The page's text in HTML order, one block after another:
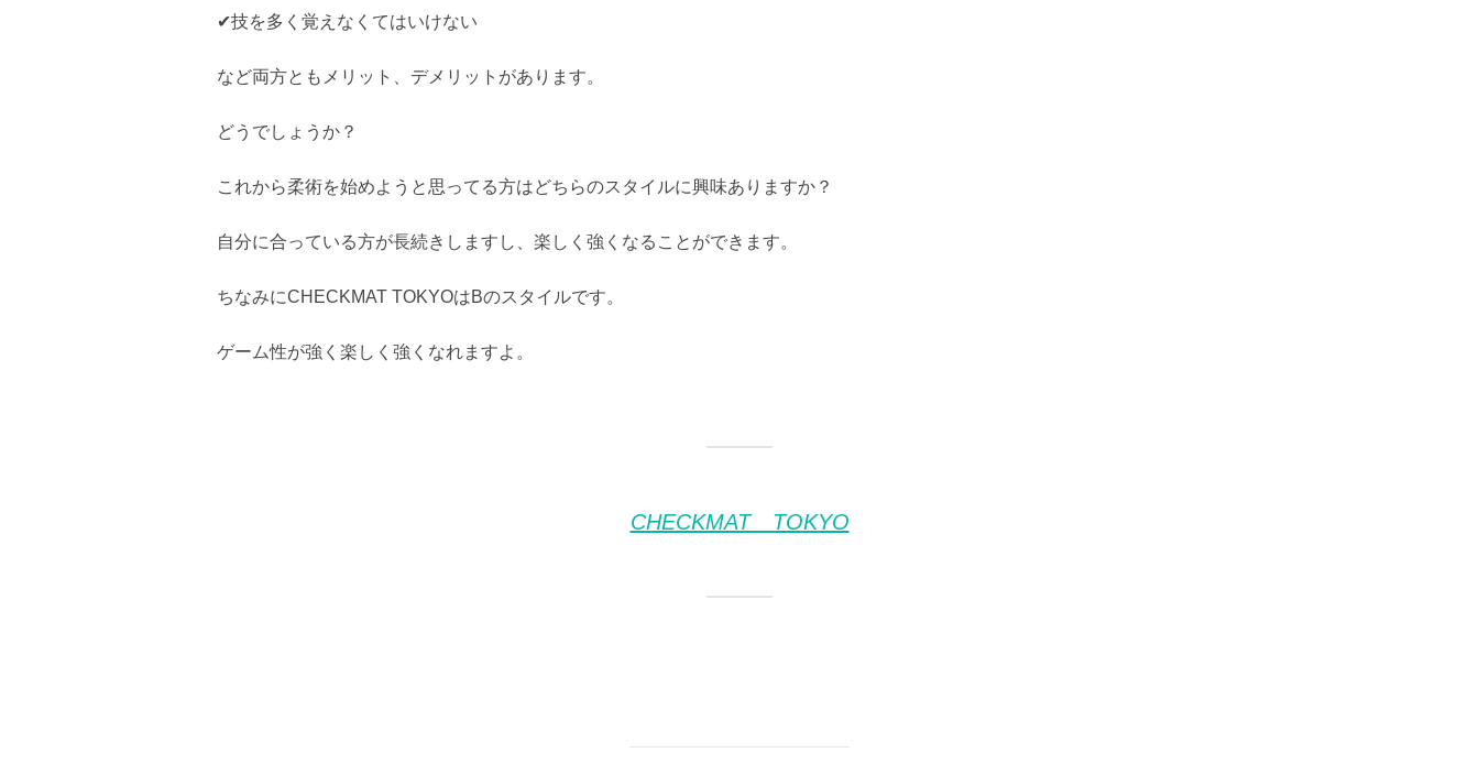
✔︎技を多く覚えなくてはいけない
など両方ともメリット、デメリットがあります。
どうでしょうか？
これから柔術を始めようと思ってる方はどちらのスタイルに興味ありますか？
自分に合っている方が長続きしますし、楽しく強くなることができます。
ちなみにCHECKMAT TOKYOはBのスタイルです。
ゲーム性が強く楽しく強くなれますよ。
CHECKMAT TOKYO